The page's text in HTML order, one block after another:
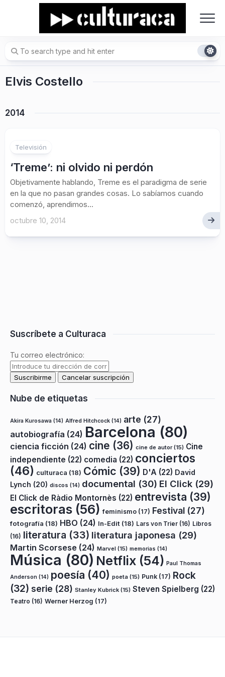
Elvis Costello
2014
Televisión
‘Treme’: ni olvido ni perdón
Objetivamente hablando, Treme es el paradigma de serie
en la que no pasan grandes cosas. Lo sabíamos cuando
comenzó, aprendimos...
octubre 10, 2014
Suscríbete a Culturaca
Tu correo electrónico:
Nube de etiquetas
Akira Kurosawa (14) Alfred Hitchcock (14) arte (27)
autobiografía (24) Barcelona (80)
ciencia ficción (24) cine (36) cine de autor(15) Cine
independiente (22) comedia (22) conciertos
(46) culturaca (18) Cómic (39) D'A (22) David
Lynch (20) discos (14) documental (30) El Click (29)
El Click de Ràdio Montornès (22) entrevista (39)
escritoras (56) feminismo (17) Festival (27)
fotografía (18) HBO (24) In-Edit (18) Lars von Trier (16) Libros
(16) literatura (33) literatura japonesa (29)
Martin Scorsese (24) Marvel (15) memorias (14)
Música (80) Netflix (54) Paul Thomas
Anderson (14) poesía (40) poeta (15) Punk (17) Rock
(32) serie (28) Stanley Kubrick (15) Steven Spielberg (22)
Teatro (16) Werner Herzog (17)